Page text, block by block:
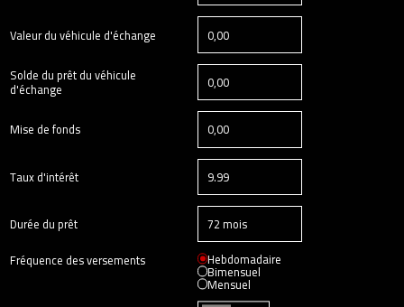
Valeur du véhicule d'échange
Solde du prêt du véhicule
d'échange
Mise de fonds
Taux d'intérêt
Durée du prêt
Fréquence des versements
Hebdomadaire
Bimensuel
Mensuel